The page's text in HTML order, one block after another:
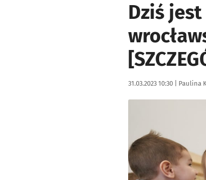
Dziś
Data publikacji:
31.03.2023 10:30 | Autor:
Paulina